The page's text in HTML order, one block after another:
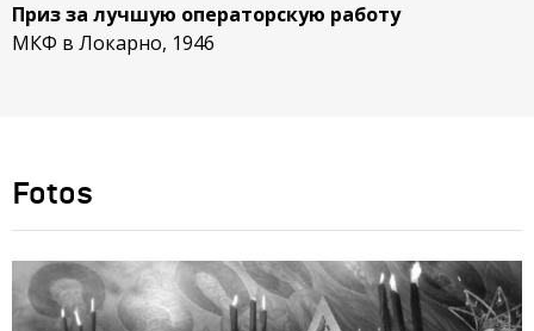
Приз за лучшую операторскую работу
МКФ в Локарно, 1946
Fotos